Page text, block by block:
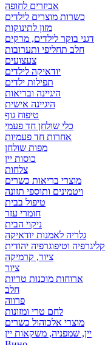
אביזרים לחופה
כשרות מוצרים לילדים
מזון לתינוקות
דגני בוקר לילדים, מרקים
חלב תחליפי ותערובות
צעצועים
יודאיקה לילדים
תפילות ילדים
היגיינה ובריאות
היגיינה אישית
טיפוח גוף
כלי שולחן חד פעמי
אחרות חד פעמיות
מפות שולחן
כוסות יין
צלחות
מוצרי בריאות כשרים
ויטמינים ותוספי תזונה
טיפול בבית
חומרי עזר
ניקוי הבית
גלריה לאמנות יודאיקה
קליגרפיה וטיפוגרפיה יהודית
ציור, קרמיקה
ציור
ארוחות מוכנות טריות
חלב
פרווה
לחם טרי ומזונות
מוצרי אלכוהול כשרים
יין, שמפניה, משקאות יין